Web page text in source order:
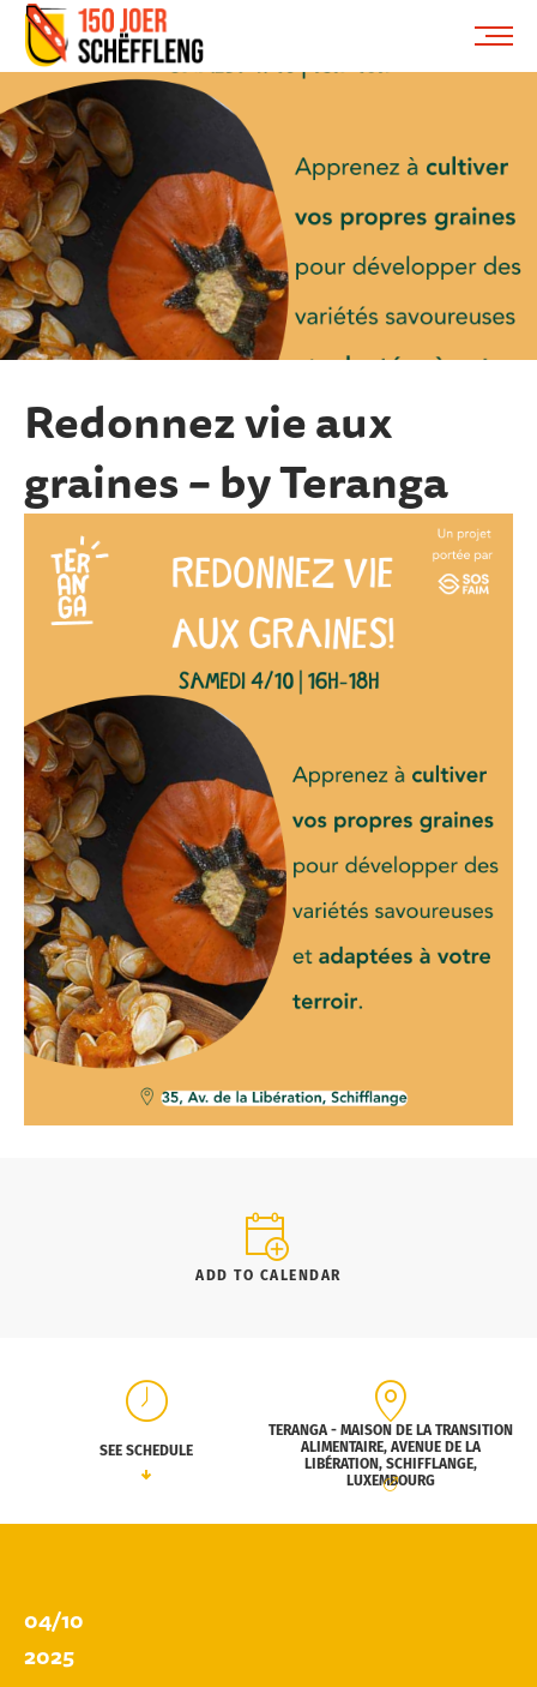
Schifflange, schifflange-logo, gemeng
Redonnez vie aux
graines – by Teranga
ADD TO CALENDAR
SEE SCHEDULE
TERANGA - MAISON DE LA TRANSITION
ALIMENTAIRE, AVENUE DE LA
LIBÉRATION, SCHIFFLANGE,
LUXEMBOURG
04/10
2025